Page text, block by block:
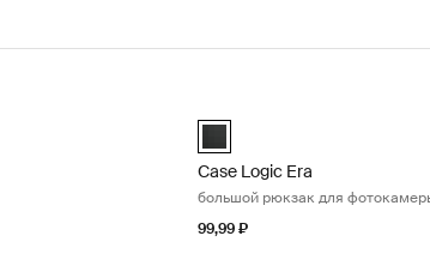
Backpack Обсидиановый черный (selected)
Case Logic Era Large
Case Logic Era
большой рюкзак для
99,99 ₽